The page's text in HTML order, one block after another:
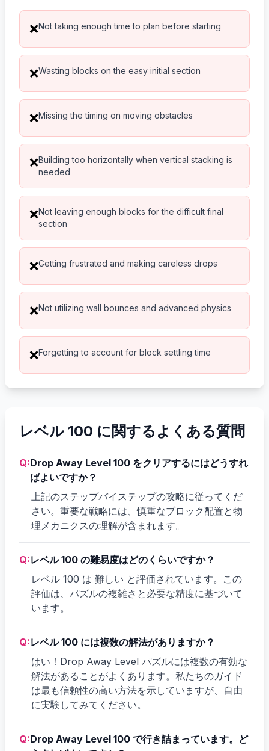
❌Not taking enough time to plan before starting
❌Wasting blocks on the easy initial section
❌Missing the timing on moving obstacles
❌Building too horizontally when vertical stacking is
needed
❌Not leaving enough blocks for the difficult final
section
❌Getting frustrated and making careless drops
❌Not utilizing wall bounces and advanced physics
❌Forgetting to account for block settling time
レベル 100 に関するよくある質問
Q:Drop Away Level 100 をクリアするにはどうすれ
ばよいですか？
上記のステップバイステップの攻略に従ってくだ
さい。重要な戦略には、慎重なブロック配置と物
理メカニクスの理解が含まれます。
Q:レベル 100 の難易度はどのくらいですか？
レベル 100 は 難しい と評価されています。この
評価は、パズルの複雑さと必要な精度に基づいて
います。
Q:レベル 100 には複数の解法がありますか？
はい！Drop Away Level パズルには複数の有効な
解法があることがよくあります。私たちのガイド
は最も信頼性の高い方法を示していますが、自由
に実験してみてください。
Q:Drop Away Level 100 で行き詰まっています。ど